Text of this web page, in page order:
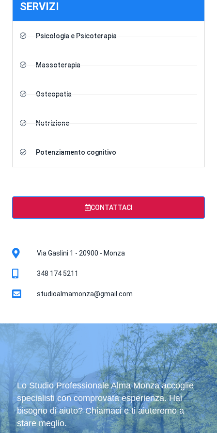
SERVIZI
Psicologia e Psicoterapia
Massoterapia
Osteopatia
Nutrizione
Potenziamento cognitivo
CONTATTACI
Via Gaslini 1 - 20900 - Monza​
348 174 5211
studioalmamonza@gmail.com​
Lo Studio Professionale Alma Monza accoglie
specialisti con comprovata esperienza. Hai
bisogno di aiuto? Chiamaci e ti aiuteremo a
stare meglio.